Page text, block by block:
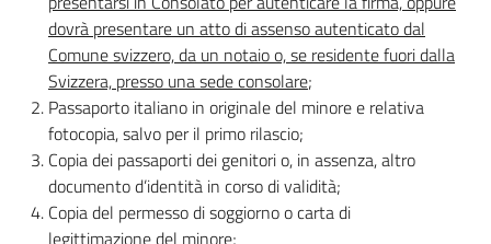
dovrà presentare un atto di assenso autenticato dal
Comune svizzero, da un notaio o, se residente fuori dalla
Svizzera, presso una sede consolare;
Passaporto italiano in originale del minore e relativa
fotocopia, salvo per il primo rilascio;
Copia dei passaporti dei genitori o, in assenza, altro
documento d’identità in corso di validità;
Copia del permesso di soggiorno o carta di
legittimazione del minore;